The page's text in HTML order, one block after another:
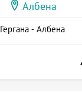
Албена
Гергана - Албена